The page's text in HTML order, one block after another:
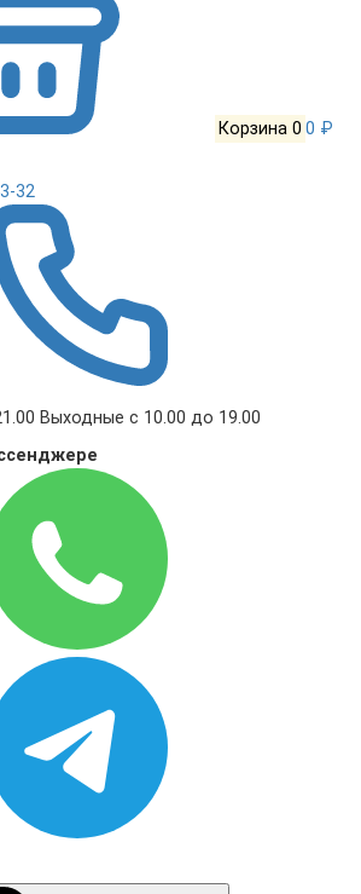
Корзина 0 0 ₽
32
Выходные с 10.00 до 19.00